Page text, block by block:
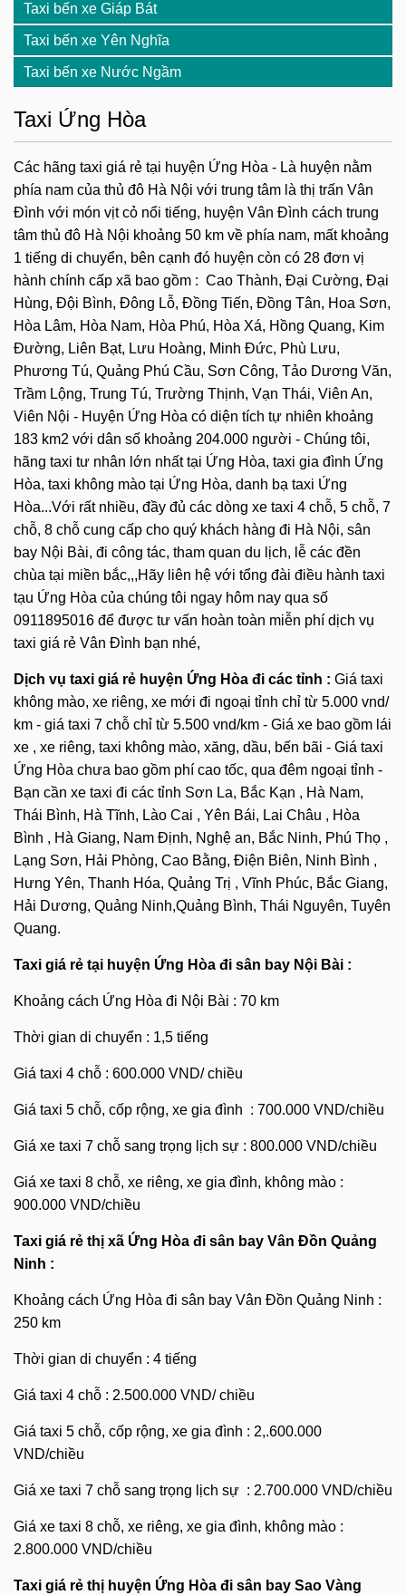
Taxi bến xe Giáp Bát
Taxi bến xe Yên Nghĩa
Taxi bến xe Nước Ngầm
Taxi Ứng Hòa
Các hãng taxi giá rẻ tại huyện Ứng Hòa - Là huyện nằm
phía nam của thủ đô Hà Nội với trung tâm là thị trấn Vân
Đình với món vịt cỏ nổi tiếng, huyện Vân Đình cách trung
tâm thủ đô Hà Nội khoảng 50 km về phía nam, mất khoảng
1 tiếng di chuyển, bên cạnh đó huyện còn có 28 đơn vị
hành chính cấp xã bao gồm : Cao Thành, Đại Cường, Đại
Hùng, Đội Bình, Đông Lỗ, Đồng Tiến, Đồng Tân, Hoa Sơn,
Hòa Lâm, Hòa Nam, Hòa Phú, Hòa Xá, Hồng Quang, Kim
Đường, Liên Bạt, Lưu Hoàng, Minh Đức, Phù Lưu,
Phương Tú, Quảng Phú Cầu, Sơn Công, Tảo Dương Văn,
Trầm Lộng, Trung Tú, Trường Thịnh, Vạn Thái, Viên An,
Viên Nội - Huyện Ứng Hòa có diện tích tự nhiên khoảng
183 km2 với dân số khoảng 204.000 người - Chúng tôi,
hãng taxi tư nhân lớn nhất tại Ứng Hòa, taxi gia đình Ứng
Hòa, taxi không mào tại Ứng Hòa, danh bạ taxi Ứng
Hòa...Với rất nhiều, đầy đủ các dòng xe taxi 4 chỗ, 5 chỗ, 7
chỗ, 8 chỗ cung cấp cho quý khách hàng đi Hà Nội, sân
bay Nội Bài, đi công tác, tham quan du lịch, lễ các đền
chùa tại miền bắc,,,Hãy liên hệ với tổng đài điều hành taxi
tạu Ứng Hòa của chúng tôi ngay hôm nay qua số
0911895016 để được tư vấn hoàn toàn miễn phí dịch vụ
taxi giá rẻ Vân Đình bạn nhé,
Dịch vụ taxi giá rẻ huyện Ứng Hòa đi các tỉnh : Giá taxi
không mào, xe riêng, xe mới đi ngoại tỉnh chỉ từ 5.000 vnd/
km - giá taxi 7 chỗ chỉ từ 5.500 vnd/km - Giá xe bao gồm lái
xe , xe riêng, taxi không mào, xăng, dầu, bến bãi - Giá taxi
Ứng Hòa chưa bao gồm phí cao tốc, qua đêm ngoại tỉnh -
Bạn cần xe taxi đi các tỉnh Sơn La, Bắc Kạn , Hà Nam,
Thái Bình, Hà Tĩnh, Lào Cai , Yên Bái, Lai Châu , Hòa
Bình , Hà Giang, Nam Định, Nghệ an, Bắc Ninh, Phú Thọ ,
Lạng Sơn, Hải Phòng, Cao Bằng, Điện Biên, Ninh Bình ,
Hưng Yên, Thanh Hóa, Quảng Trị , Vĩnh Phúc, Bắc Giang,
Hải Dương, Quảng Ninh,Quảng Bình, Thái Nguyên, Tuyên
Quang.
Taxi giá rẻ tại huyện Ứng Hòa đi sân bay Nội Bài :
Khoảng cách Ứng Hòa đi Nội Bài : 70 km
Thời gian di chuyển : 1,5 tiếng
Giá taxi 4 chỗ : 600.000 VND/ chiều
Giá taxi 5 chỗ, cốp rộng, xe gia đình : 700.000 VND/chiều
Giá xe taxi 7 chỗ sang trọng lịch sự : 800.000 VND/chiều
Giá xe taxi 8 chỗ, xe riêng, xe gia đình, không mào :
900.000 VND/chiều
Taxi giá rẻ thị xã Ứng Hòa đi sân bay Vân Đồn Quảng
Ninh :
Khoảng cách Ứng Hòa đi sân bay Vân Đồn Quảng Ninh :
250 km
Thời gian di chuyển : 4 tiếng
Giá taxi 4 chỗ : 2.500.000 VND/ chiều
Giá taxi 5 chỗ, cốp rộng, xe gia đình : 2,.600.000
VND/chiều
Giá xe taxi 7 chỗ sang trọng lịch sự : 2.700.000 VND/chiều
Giá xe taxi 8 chỗ, xe riêng, xe gia đình, không mào :
2.800.000 VND/chiều
Taxi giá rẻ thị huyện Ứng Hòa đi sân bay Sao Vàng